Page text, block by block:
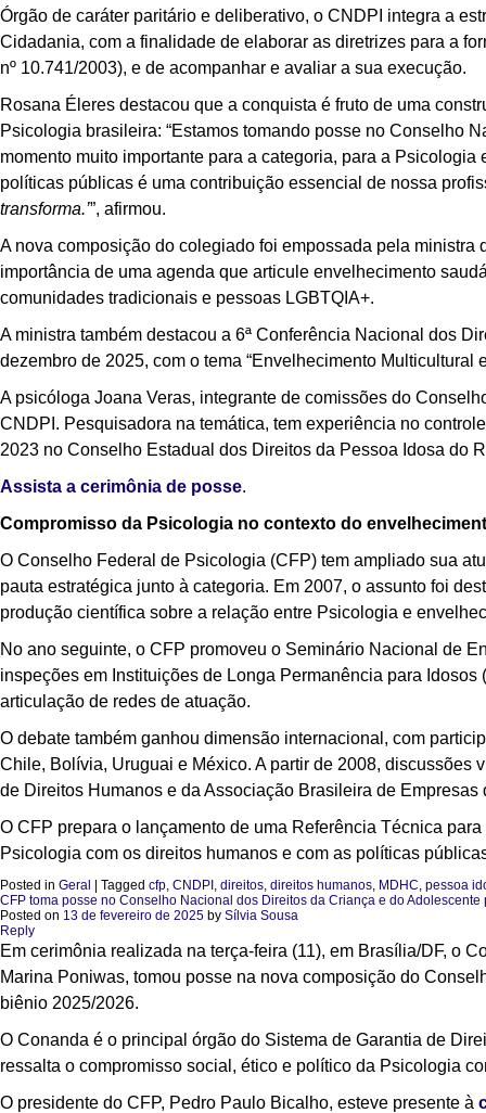
Órgão de caráter paritário e deliberativo, o CNDPI integra a
Cidadania, com a finalidade de elaborar as diretrizes para a
nº 10.741/2003), e de acompanhar e avaliar a sua execução.
Rosana Éleres destacou que a conquista é fruto de uma
Psicologia brasileira: “Estamos tomando posse no Conselho
momento muito importante para a categoria, para a
políticas públicas é uma contribuição essencial de nossa
transforma.’”, afirmou.
A nova composição do colegiado foi empossada pela
importância de uma agenda que articule envelhecimento
comunidades tradicionais e pessoas LGBTQIA+.
A ministra também destacou a 6ª Conferência Nacional dos
dezembro de 2025, com o tema “Envelhecimento
A psicóloga Joana Veras, integrante de comissões do
CNDPI. Pesquisadora na temática, tem experiência no
2023 no Conselho Estadual dos Direitos da Pessoa Idosa do
Assista a cerimônia de posse.
Compromisso da Psicologia no contexto do
O Conselho Federal de Psicologia (CFP) tem ampliado sua
pauta estratégica junto à categoria. Em 2007, o assunto foi
produção científica sobre a relação entre Psicologia e
No ano seguinte, o CFP promoveu o Seminário Nacional de
inspeções em Instituições de Longa Permanência para
articulação de redes de atuação.
O debate também ganhou dimensão internacional, com
Chile, Bolívia, Uruguai e México. A partir de 2008,
de Direitos Humanos e da Associação Brasileira de Empresas
O CFP prepara o lançamento de uma Referência Técnica
Psicologia com os direitos humanos e com as políticas
Posted in Geral Tagged cfp, CNDPI , direitos, direitos humanos, MDHC, pessoa
CFP toma posse no Conselho Nacional dos Direitos da Criança e do
Posted on 13 de fevereiro de 2025 by Sílvia Sousa
Reply
Em cerimônia realizada na terça-feira (11), em Brasília/DF, o
Marina Poniwas, tomou posse na nova composição do
biênio 2025/2026.
O Conanda é o principal órgão do Sistema de Garantia de
ressalta o compromisso social, ético e político da Psicologia
O presidente do CFP, Pedro Paulo Bicalho, esteve presente à